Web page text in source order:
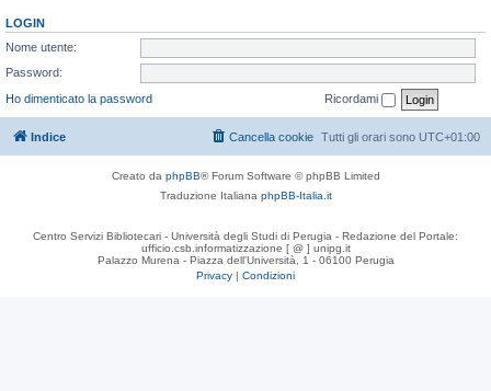
LOGIN
Nome utente:
Password:
Ho dimenticato la password
Ricordami
Indice Tutti gli orari sono UTC+01:00
Cancella cookie
Creato da phpBB® Forum Software © phpBB Limited
Traduzione Italiana phpBB-Italia.it
Centro Servizi Bibliotecari - Università degli Studi di Perugia - Redazione del Portale:
ufficio.csb.informatizzazione [ @ ] unipg.it
Palazzo Murena - Piazza dell'Università, 1 - 06100 Perugia
Privacy | Condizioni